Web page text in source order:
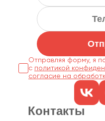
Отправляя форму, я
с политикой
согласие на
Контакты